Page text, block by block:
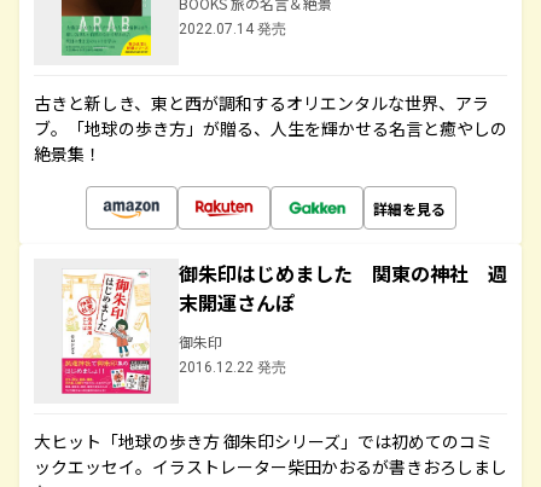
2022.07.14 発売
古きと新しき、東と西が調和するオリエンタルな世界、アラ
ブ。「地球の歩き方」が贈る、人生を輝かせる名言と癒やしの
絶景集！
詳細を見る
御朱印はじめました 関東の神社 週
末開運さんぽ
御朱印
2016.12.22 発売
大ヒット「地球の歩き方 御朱印シリーズ」では初めてのコミ
ックエッセイ。イラストレーター柴田かおるが書きおろしまし